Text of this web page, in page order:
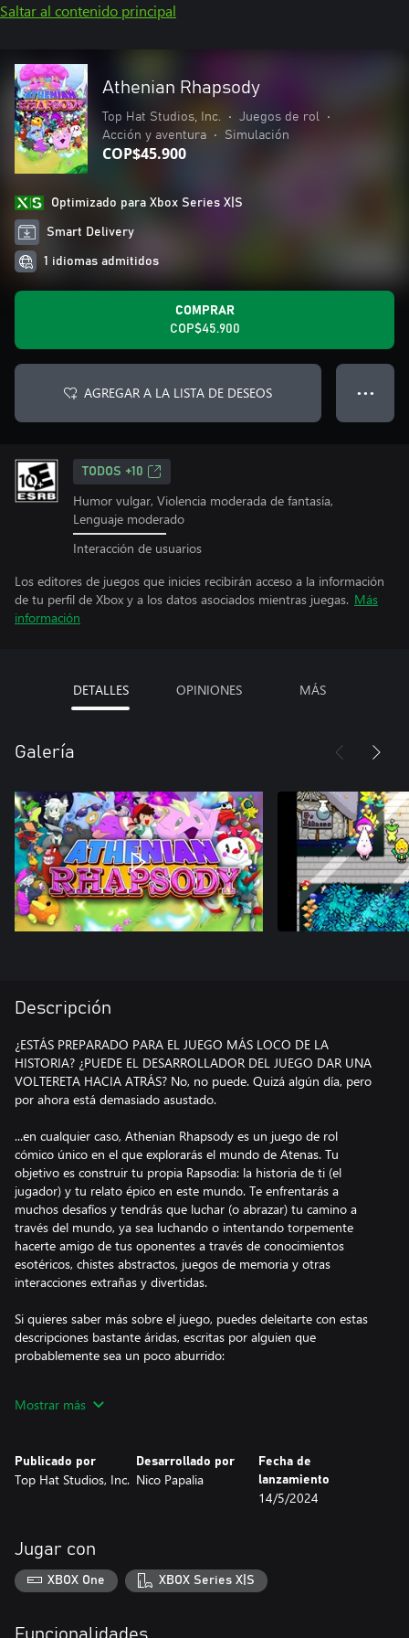
Saltar al contenido principal
Athenian Rhapsody
Top Hat Studios, Inc. • Juegos de rol
•
Acción y aventura
• Simulación
COP$45.900
Optimizado para Xbox Series X|S
Smart Delivery
1 idiomas admitidos
COMPRAR
COP$45.900
AGREGAR A LA LISTA DE DESEOS ● ● ●
TODOS +10
Humor vulgar, Violencia moderada de fantasía,
Lenguaje moderado
Interacción de usuarios
Los editores de juegos que inicies recibirán acceso a la información
de tu perfil de Xbox y a los datos asociados mientras juegas. Más
información
DETALLES OPINIONES MÁS
Galería
Descripción
¿ESTÁS PREPARADO PARA EL JUEGO MÁS LOCO DE LA
HISTORIA? ¿PUEDE EL DESARROLLADOR DEL JUEGO DAR UNA
VOLTERETA HACIA ATRÁS? No, no puede. Quizá algún día, pero
por ahora está demasiado asustado.
...en cualquier caso, Athenian Rhapsody es un juego de rol
cómico único en el que explorarás el mundo de Atenas. Tu
objetivo es construir tu propia Rapsodia: la historia de ti (el
jugador) y tu relato épico en este mundo. Te enfrentarás a
muchos desafíos y tendrás que luchar (o abrazar) tu camino a
través del mundo, ya sea luchando o intentando torpemente
hacerte amigo de tus oponentes a través de conocimientos
esotéricos, chistes abstractos, juegos de memoria y otras
interacciones extrañas y divertidas.
Si quieres saber más sobre el juego, puedes deleitarte con estas
descripciones bastante áridas, escritas por alguien que
probablemente sea un poco aburrido:
una gran profundidad por descubrir. Puedes aventurarte con
- En este mundo no faltan las batallas intensas contra oponentes
raros, chiflados, resistentes, simpáticos o directamente ridículos.
pluma". ¿Te atreverías a enfrentarte cara a cara con el infame
rompecabezas deslizante 3x3?
enfrentarás a varios minijuegos según el escenario en el que te
Mostrar más
Publicado por
Top Hat Studios, Inc.
Desarrollado por
Nico Papalia
Fecha de
lanzamiento
14/5/2024
Jugar con
XBOX One XBOX Series X|S